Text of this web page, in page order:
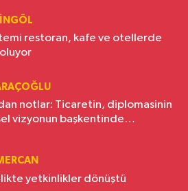
restoran, kafe ve otellerde
notlar: Ticaretin, diplomasinin
vizyonun başkentinde
yetkinlikler dönüştü